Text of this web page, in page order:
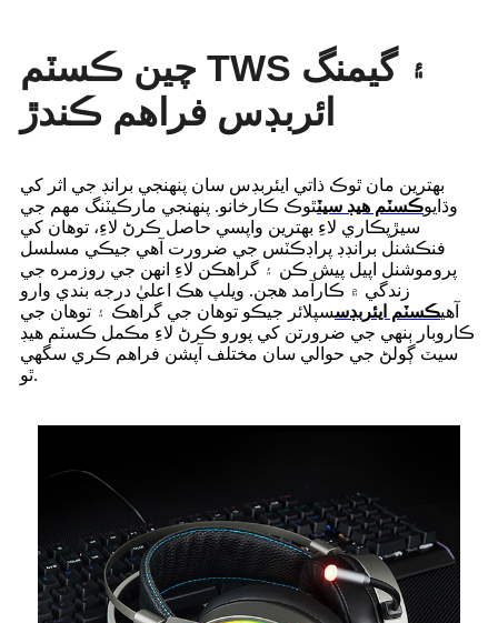
چين ڪسٽم TWS ۽ گيمنگ
ائربڊس فراهم ڪندڙ
بهترين مان ٿوڪ ذاتي ايئربڊس سان پنهنجي برانڊ جي اثر کي
وڌايوڪسٽم هيڊ سيٽٿوڪ ڪارخانو. پنهنجي مارڪيٽنگ مهم جي
سيڙپڪاري لاءِ بهترين واپسي حاصل ڪرڻ لاءِ، توهان کي
فنڪشنل برانڊڊ پراڊڪٽس جي ضرورت آهي جيڪي مسلسل
پروموشنل اپيل پيش ڪن ۽ گراهڪن لاءِ انهن جي روزمره جي
زندگي ۾ ڪارآمد هجن. ويلپ هڪ اعليٰ درجه بندي وارو
آهيڪسٽم ايئربڊسسپلائر جيڪو توهان جي گراهڪ ۽ توهان جي
ڪاروبار ٻنهي جي ضرورتن کي پورو ڪرڻ لاءِ مڪمل ڪسٽم هيڊ
سيٽ ڳولڻ جي حوالي سان مختلف آپشن فراهم ڪري سگهي
ٿو.